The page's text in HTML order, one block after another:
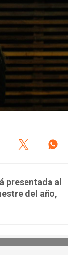
presentada al
del año,